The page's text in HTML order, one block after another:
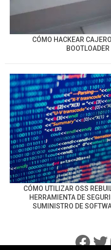
CÓMO HACKEAR
CÓMO UTILIZAR OSS
HERRAMIENTA DE
SUMINISTRO DE